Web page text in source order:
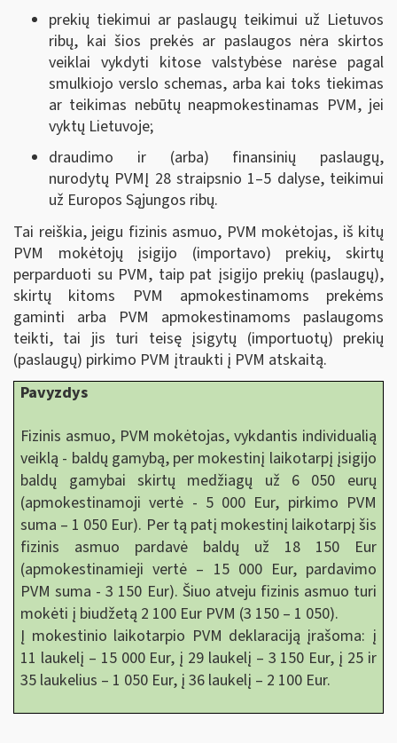
prekių tiekimui ar paslaugų teikimui už Lietuvos
ribų, kai šios prekės ar paslaugos nėra skirtos
veiklai vykdyti kitose valstybėse narėse pagal
smulkiojo verslo schemas, arba kai toks tiekimas
ar teikimas nebūtų neapmokestinamas PVM, jei
vyktų Lietuvoje;
draudimo ir (arba) finansinių paslaugų,
nurodytų PVMĮ 28 straipsnio 1–5 dalyse, teikimui
už Europos Sąjungos ribų.
Tai reiškia, jeigu fizinis asmuo, PVM mokėtojas, iš kitų
PVM mokėtojų įsigijo (importavo) prekių, skirtų
perparduoti su PVM, taip pat įsigijo prekių (paslaugų),
skirtų kitoms PVM apmokestinamoms prekėms
gaminti arba PVM apmokestinamoms paslaugoms
teikti, tai jis turi teisę įsigytų (importuotų) prekių
(paslaugų) pirkimo PVM įtraukti į PVM atskaitą.
Pavyzdys
Fizinis asmuo, PVM mokėtojas, vykdantis individualią
veiklą - baldų gamybą, per mokestinį laikotarpį įsigijo
baldų gamybai skirtų medžiagų už 6 050 eurų
(apmokestinamoji vertė - 5 000 Eur, pirkimo PVM
suma – 1 050 Eur). Per tą patį mokestinį laikotarpį šis
fizinis asmuo pardavė baldų už 18 150 Eur
(apmokestinamieji vertė – 15 000 Eur, pardavimo
PVM suma - 3 150 Eur). Šiuo atveju fizinis asmuo turi
mokėti į biudžetą 2 100 Eur PVM (3 150 – 1 050).
Į mokestinio laikotarpio PVM deklaraciją įrašoma: į
11 laukelį – 15 000 Eur, į 29 laukelį – 3 150 Eur, į 25 ir
35 laukelius – 1 050 Eur, į 36 laukelį – 2 100 Eur.